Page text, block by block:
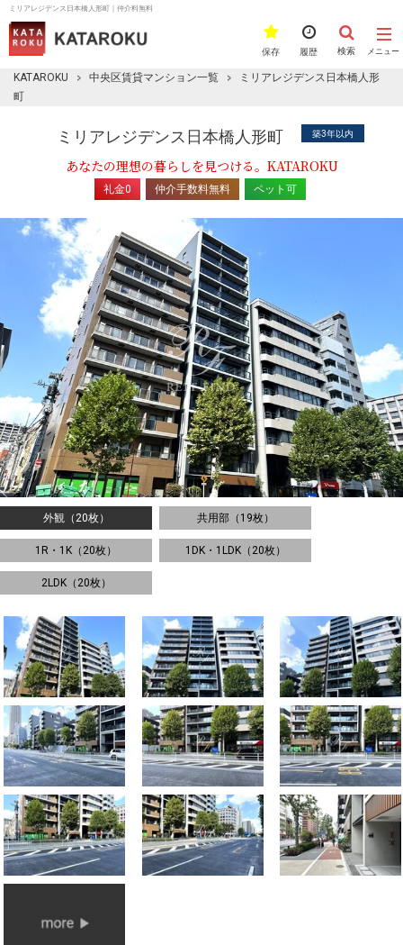
ミリアレジデンス日本橋人形町｜仲介料無料
メニュー
検索
履歴
保存
KATAROKU 中央区賃貸マンション一覧
ミリアレジデンス日本橋人形
町
ミリアレジデンス日本橋人形町 築3年以内
あなたの理想の暮らしを見つける。KATAROKU
礼金0 仲介手数料無料 ペット可
外観（20枚） 共用部（19枚）
1R・1K（20枚） 1DK・1LDK（20枚）
2LDK（20枚）